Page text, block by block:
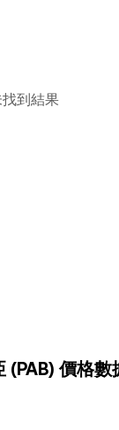
到結果
價格數